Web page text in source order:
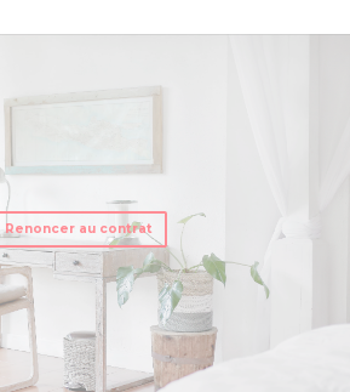
Renoncer au contrat